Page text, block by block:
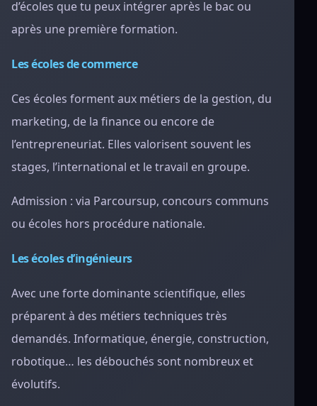
d’écoles que tu peux intégrer après le bac ou
après une première formation.
Les écoles de commerce
Ces écoles forment aux métiers de la gestion, du
marketing, de la finance ou encore de
l’entrepreneuriat. Elles valorisent souvent les
stages, l’international et le travail en groupe.
Admission : via Parcoursup, concours communs
ou écoles hors procédure nationale.
Les écoles d’ingénieurs
Avec une forte dominante scientifique, elles
préparent à des métiers techniques très
demandés. Informatique, énergie, construction,
robotique… les débouchés sont nombreux et
évolutifs.